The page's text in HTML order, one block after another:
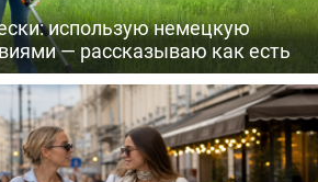
использую немецкую
— рассказываю как есть